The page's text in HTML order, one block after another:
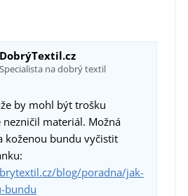
DobrýTextil.cz
Specialista na dobrý textil
by mohl být trošku
materiál. Možná
koženou bundu vyčistit
blog/poradna/jak-
bundu